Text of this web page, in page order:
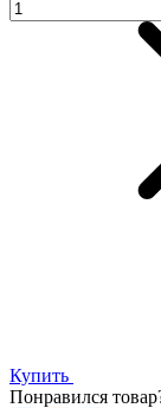
Купить
Понравился